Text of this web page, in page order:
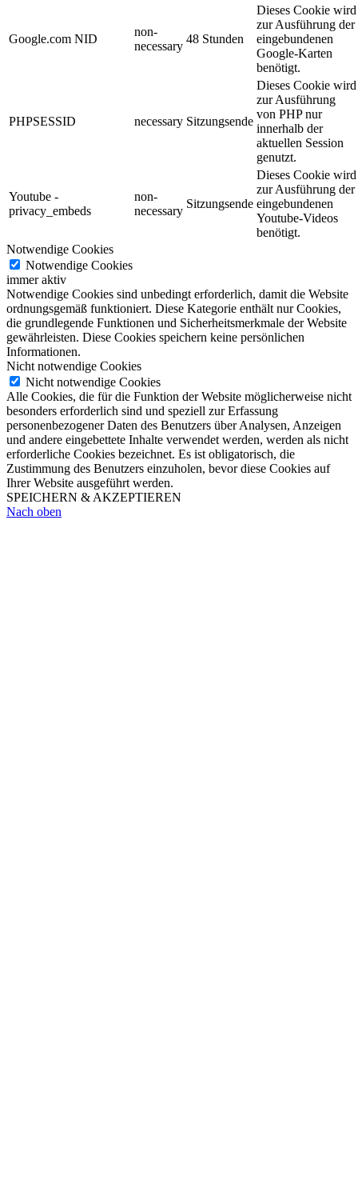
Google.com NID
non-
necessary
48 Stunden
Dieses Cookie wird
zur Ausführung der
eingebundenen
Google-Karten
benötigt.
PHPSESSID necessary Sitzungsende
Dieses Cookie wird
zur Ausführung
von PHP nur
innerhalb der
aktuellen Session
genutzt.
Youtube -
privacy_embeds
non-
necessary
Sitzungsende
Dieses Cookie wird
zur Ausführung der
eingebundenen
Youtube-Videos
benötigt.
Notwendige Cookies
Notwendige Cookies
immer aktiv
Notwendige Cookies sind unbedingt erforderlich, damit die Website
ordnungsgemäß funktioniert. Diese Kategorie enthält nur Cookies,
die grundlegende Funktionen und Sicherheitsmerkmale der Website
gewährleisten. Diese Cookies speichern keine persönlichen
Informationen.
Nicht notwendige Cookies
Nicht notwendige Cookies
Alle Cookies, die für die Funktion der Website möglicherweise nicht
besonders erforderlich sind und speziell zur Erfassung
personenbezogener Daten des Benutzers über Analysen, Anzeigen
und andere eingebettete Inhalte verwendet werden, werden als nicht
erforderliche Cookies bezeichnet. Es ist obligatorisch, die
Zustimmung des Benutzers einzuholen, bevor diese Cookies auf
Ihrer Website ausgeführt werden.
SPEICHERN & AKZEPTIEREN
Nach oben